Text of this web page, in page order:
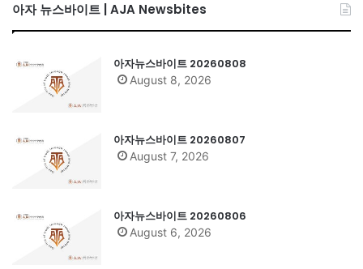
아자 뉴스바이트 | AJA Newsbites
아자뉴스바이트 20260808
August 8, 2026
아자뉴스바이트 20260807
August 7, 2026
아자뉴스바이트 20260806
August 6, 2026